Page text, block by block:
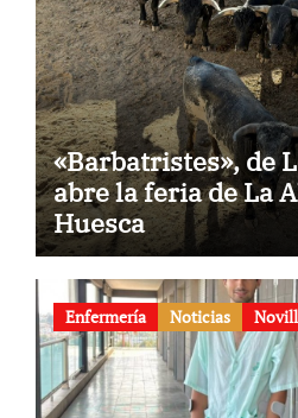
«Barbatristes», de
abre la feria de La
Huesca
Enfermería Noticias